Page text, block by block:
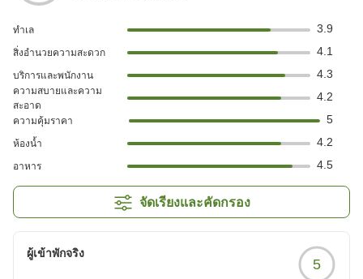
ทำเล 3.9
สิ่งอำนวยความสะดวก 4.1
บริการและพนักงาน 4.3
ความสบายและความ
สะอาด
4.2
ความคุ้มราคา 5
ห้องน้ำ 4.2
อาหาร 4.5
จัดเรียงและคัดกรอง
ผู้เข้าพักจริง
5